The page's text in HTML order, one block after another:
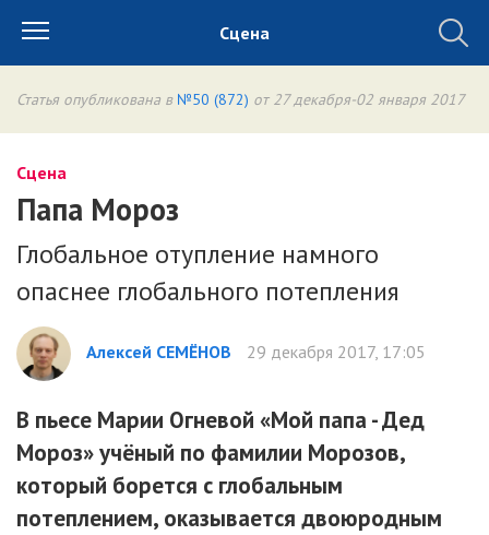
Сцена
Статья опубликована в №50 (872) от 27 декабря-02 января 2017
Сцена
Папа Мороз
Глобальное отупление намного
опаснее глобального потепления
Алексей СЕМЁНОВ 29 декабря 2017, 17:05
В пьесе Марии Огневой «Мой папа - Дед
Мороз» учёный по фамилии Морозов,
который борется с глобальным
потеплением, оказывается двоюродным